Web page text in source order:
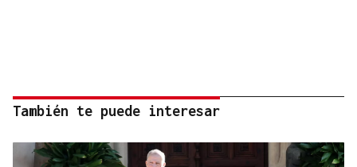
También te puede interesar